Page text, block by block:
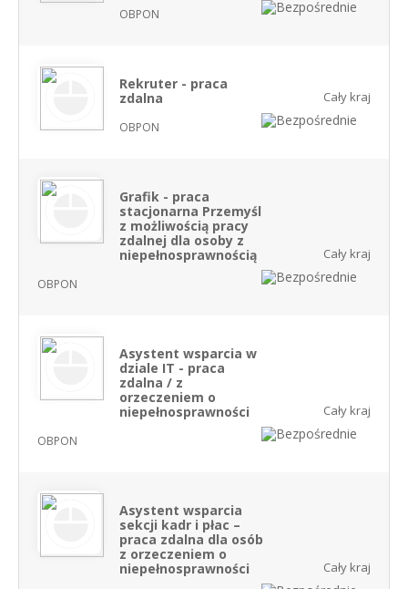
OBPON
Rekruter - praca
zdalna
OBPON
Cały kraj
Grafik - praca
stacjonarna Przemyśl
z możliwością pracy
zdalnej dla osoby z
niepełnosprawnością
OBPON
Cały kraj
Asystent wsparcia w
dziale IT - praca
zdalna / z
orzeczeniem o
niepełnosprawności
OBPON
Cały kraj
Asystent wsparcia
sekcji kadr i płac –
praca zdalna dla osób
z orzeczeniem o
niepełnosprawności
Cały kraj